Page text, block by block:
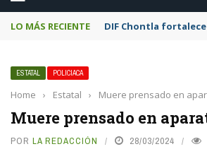
LO MÁS RECIENTE DIF Chontla
ESTATAL POLICIACA
Home › Estatal › Muere prensado en
Muere prensado en
POR LA REDACCIÓN 28/03/2024